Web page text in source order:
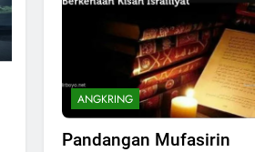
ANGKRING
Pandangan Mufasirin